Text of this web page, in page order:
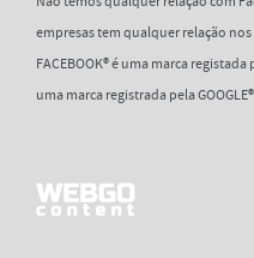
empresas tem qualquer relação
FACEBOOK® é uma marca registada
uma marca registrada pela GOOGLE®